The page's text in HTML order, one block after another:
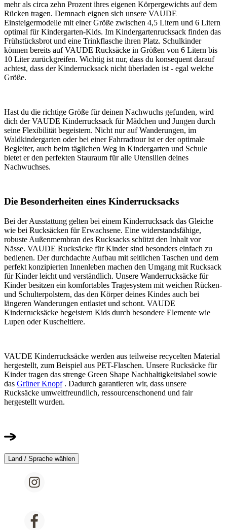
mehr als circa zehn Prozent ihres eigenen Körpergewichts auf dem
Rücken tragen. Demnach eignen sich unsere VAUDE
Einsteigermodelle mit einer Größe zwischen 4,5 Litern und 6 Litern
optimal für Kindergarten-Kids. Im Kindergartenrucksack finden das
Frühstücksbrot und eine Trinkflasche ihren Platz. Schulkinder
können bereits auf VAUDE Rucksäcke in Größen von 6 Litern bis
10 Liter zurückgreifen. Wichtig ist nur, dass du konsequent darauf
achtest, dass der Kinderrucksack nicht überladen ist - egal welche
Größe.
Hast du die richtige Größe für deinen Nachwuchs gefunden, wird
dich der VAUDE Kinderrucksack für Mädchen und Jungen durch
seine Flexibilität begeistern. Nicht nur auf Wanderungen, im
Waldkindergarten oder bei einer Fahrradtour ist er der optimale
Begleiter, auch beim täglichen Weg in Kindergarten und Schule
bietet er den perfekten Stauraum für alle Utensilien deines
Nachwuchses.
Die Besonderheiten eines Kinderrucksacks
Bei der Ausstattung gelten bei einem Kinderrucksack das Gleiche
wie bei Rucksäcken für Erwachsene. Eine widerstandsfähige,
robuste Außenmembran des Rucksacks schützt den Inhalt vor
Nässe. VAUDE Rucksäcke für Kinder sind besonders einfach zu
bedienen. Der durchdachte Aufbau mit seitlichen Taschen und dem
perfekt konzipierten Innenleben machen den Umgang mit Rucksack
für Kinder leicht und verständlich. Unsere Wanderrucksäcke für
Kinder besitzen ein komfortables Tragesystem mit weichen Rücken-
und Schulterpolstern, das den Körper deines Kindes auch bei
längeren Wanderungen entlastet und schont. VAUDE
Kinderrucksäcke begeistern Kids durch besondere Elemente wie
Lupen oder Kuscheltiere.
VAUDE Kinderrucksäcke werden aus teilweise recycelten Material
hergestellt, zum Beispiel aus PET-Flaschen. Unsere Rucksäcke für
Kinder tragen das strenge Green Shape Nachhaltigkeitslabel sowie
das Grüner Knopf . Dadurch garantieren wir, dass unsere
Rucksäcke umweltfreundlich, ressourcenschonend und fair
hergestellt wurden.
Land / Sprache wählen